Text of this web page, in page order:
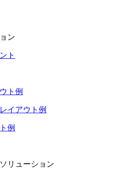
ン
ト
ト例
イアウト例
例
リューション